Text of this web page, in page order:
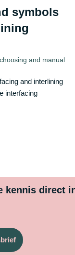
symbols
and manual
and interlining
interfacing
kennis direct